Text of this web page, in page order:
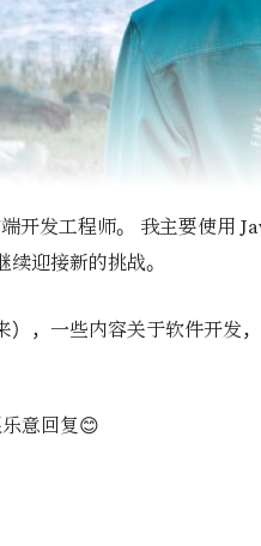
开发工程师。 我主要使用
迎接新的挑战。
），一些内容关于软件开发
意回复😊